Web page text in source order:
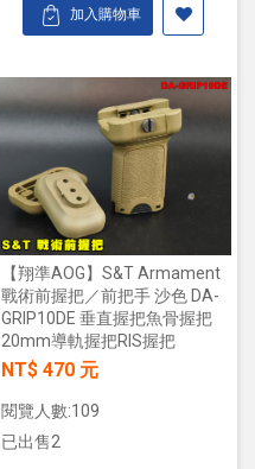
加入購物車
【翔準AOG】S&T Armament
戰術前握把／前把手 沙色 DA-
GRIP10DE 垂直握把魚骨握把
20mm導軌握把RIS握把
NT$ 470 元
閱覽人數:109
已出售2